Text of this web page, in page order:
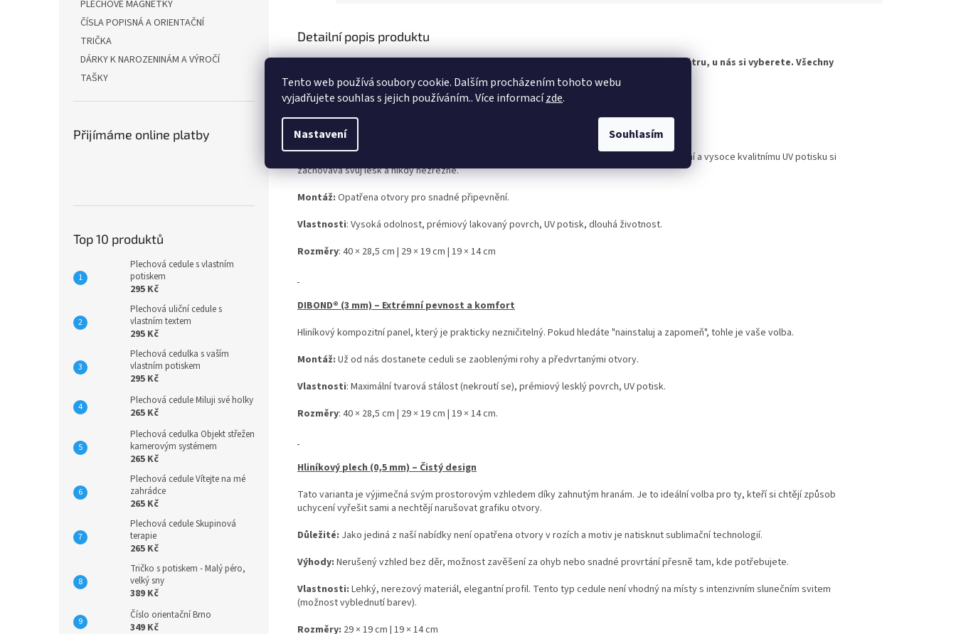
Tento web používá soubory cookie. Dalším procházením tohoto webu
vyjadřujete souhlas s jejich používáním.. Více informacízde.
Nastavení Souhlasím
PLECHOVÉ MAGNETKY
ČÍSLA POPISNÁ A ORIENTAČNÍ
TRIČKA
DÁRKY K NAROZENINÁM A VÝROČÍ
TAŠKY
Přijímáme online platby
Top 10 produktů
Plechová cedule s vlastním
potiskem
295 Kč
Plechová uliční cedule s
vlastním textem
295 Kč
Plechová cedulka s vaším
vlastním potiskem
295 Kč
Plechová cedule Miluji své holky
265 Kč
Plechová cedulka Objekt střežen
kamerovým systémem
265 Kč
Plechová cedule Vítejte na mé
zahrádce
265 Kč
Plechová cedule Skupinová
terapie
265 Kč
Tričko s potiskem - Malý péro,
velký sny
389 Kč
Číslo orientační Brno
349 Kč
Detailní popis produktu
Ať už hledáte stylovou dekoraci do interiéru nebo ceduli, která odolá i horskému větru, u nás si vyberete. Všechny
varianty (mimo hliníkového plechu) spojuje špičkový UV potisk, který nevybledne.
OCELOVÝ PLECH – Klasická, maximálně pevná cedule v prémiovém TOP provedení
Pro ty, kteří vyžadují nekompromisní pevnost oceli. Díky speciálnímu oboustrannému lakování a vysoce kvalitnímu UV potisku si
zachovává svůj lesk a nikdy nezrezne.
Montáž: Opatřena otvory pro snadné připevnění.
Vlastnosti: Vysoká odolnost, prémiový lakovaný povrch, UV potisk, dlouhá životnost.
Rozměry: 40 × 28,5 cm | 29 × 19 cm | 19 × 14 cm
DIBOND® (3 mm) – Extrémní pevnost a komfort
Hliníkový kompozitní panel, který je prakticky nezničitelný. Pokud hledáte "nainstaluj a zapomeň", tohle je vaše volba.
Montáž: Už od nás dostanete ceduli se zaoblenými rohy a předvrtanými otvory.
Vlastnosti: Maximální tvarová stálost (nekroutí se), prémiový lesklý povrch, UV potisk.
Rozměry: 40 × 28,5 cm | 29 × 19 cm | 19 × 14 cm.
Hliníkový plech (0,5 mm) – Čistý design
Tato varianta je výjimečná svým prostorovým vzhledem díky zahnutým hranám. Je to ideální volba pro ty, kteří si chtějí způsob
uchycení vyřešit sami a nechtějí narušovat grafiku otvory.
Důležité: Jako jediná z naší nabídky není opatřena otvory v rozích a motiv je natisknut sublimační technologií.
Výhody: Nerušený vzhled bez děr, možnost zavěšení za ohyb nebo snadné provrtání přesně tam, kde potřebujete.
Vlastnosti: Lehký, nerezový materiál, elegantní profil. Tento typ cedule není vhodný na místy s intenzivním slunečním svitem
(možnost vyblednutí barev).
Rozměry: 29 × 19 cm | 19 × 14 cm